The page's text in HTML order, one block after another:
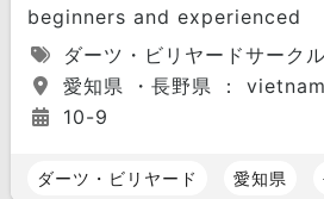
beginners and experienced
ダーツ・ビリヤードサークル
愛知県 ・長野県 ： vietnam
10-9
ダーツ・ビリヤード 愛知県